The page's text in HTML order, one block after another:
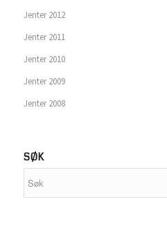
Jenter 2012
Jenter 2011
Jenter 2010
Jenter 2009
Jenter 2008
SØK